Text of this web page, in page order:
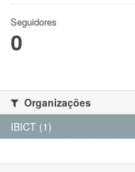
Seguidores
0
Organizações
IBICT (1)